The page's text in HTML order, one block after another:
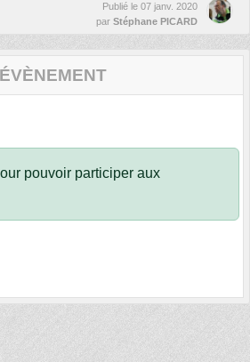
Publié le 07 janv. 2020
par Stéphane PICARD
pouvoir participer aux